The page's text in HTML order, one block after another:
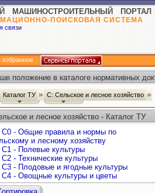
МАШИНОСТРОИТЕЛЬНЫЙ ПОРТАЛ
ПОИСКОВАЯ СИСТЕМА
связи
избранное
положение в каталоге нормативных
Каталог ТУ С: Сельское и лесное хозяйство
и лесное хозяйство - Каталог ТУ
С0 - Общие правила и нормы по
и лесному хозяйству
С1 - Полевые культуры
С2 - Технические культуры
С3 - Плодовые и ягодные культуры
С4 - Овощные культуры и цветы